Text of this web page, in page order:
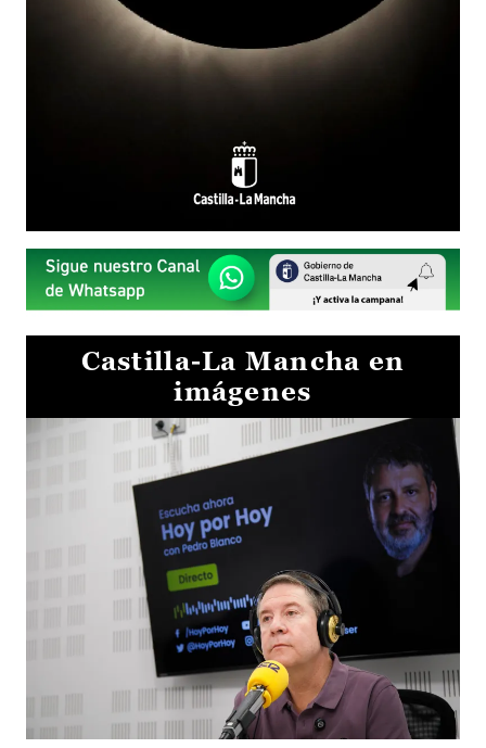
Castilla-La Mancha en
imágenes